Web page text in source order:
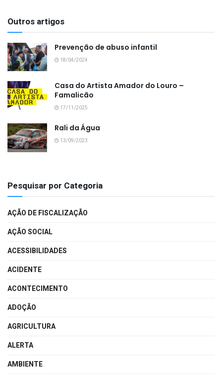
Outros artigos
Prevenção de abuso infantil
18/04/2024
Casa do Artista Amador do Louro –
Famalicão
17/11/2025
Rali da Água
13/09/2023
Pesquisar por Categoria
AÇÃO DE FISCALIZAÇÃO
AÇÃO SOCIAL
ACESSIBILIDADES
ACIDENTE
ACONTECIMENTO
ADOÇÃO
AGRICULTURA
ALERTA
AMBIENTE